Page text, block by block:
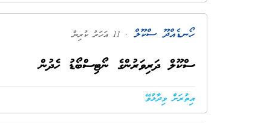
ހޯނޑެއްދޫ ސްކޫލް . 11 އަހަރު ކުރިން
ސްކޫލް ދަރިވަރުންގެ ނޯޓިސްބޯޑު ހެދުން
އިތުރަށް ވިދާޅުވޭ